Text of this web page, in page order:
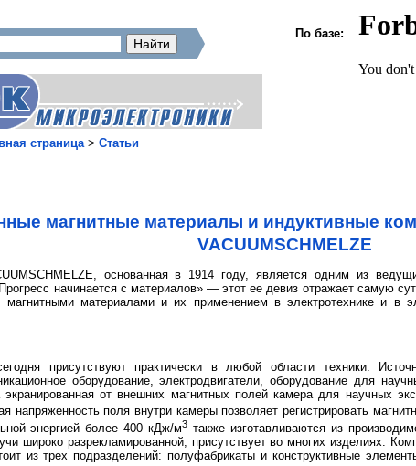
По базе:
страница> Статьи
магнитные материалы и индуктивные
VACUUMSCHMELZE
основанная в 1914 году, является одним из
начинается с материалов» — этот ее девиз отражает самую
магнитными материалами и их применением в электротехнике и в
присутствуют практически в любой области техники.
оборудование, электродвигатели, оборудование для
от внешних магнитных полей камера для научных
напряженность поля внутри камеры позволяет регистрировать
энергией более 400 кДж/м3 также изготавливаются из
широко разрекламированной, присутствует во многих изделиях.
из трех подразделений: полуфабрикаты и конструктивные